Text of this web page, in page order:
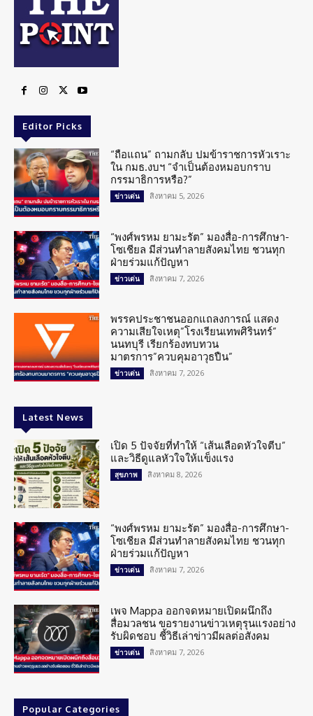
Editor Picks
“ถือแถน” ถามกลับ ปมข้าราชการหัวเราะ
ใน กมธ.งบฯ “จำเป็นต้องหมอบกราบ
กรรมาธิการหรือ?”
ข่าวเด่น สิงหาคม 5, 2026
“พงศ์พรหม ยามะรัต” มองสื่อ-การศึกษา-
โซเชียล มีส่วนทำลายสังคมไทย ชวนทุก
ฝ่ายร่วมแก้ปัญหา
ข่าวเด่น สิงหาคม 7, 2026
พรรคประชาชนออกแถลงการณ์ แสดง
ความเสียใจเหตุ”โรงเรียนเทพศิรินทร์”
นนทบุรี เรียกร้องทบทวน
มาตรการ”ควบคุมอาวุธปืน”
ข่าวเด่น สิงหาคม 7, 2026
Latest News
เปิด 5 ปัจจัยที่ทำให้ “เส้นเลือดหัวใจตีบ”
และวิธีดูแลหัวใจให้แข็งแรง
สุขภาพ สิงหาคม 8, 2026
“พงศ์พรหม ยามะรัต” มองสื่อ-การศึกษา-
โซเชียล มีส่วนทำลายสังคมไทย ชวนทุก
ฝ่ายร่วมแก้ปัญหา
ข่าวเด่น สิงหาคม 7, 2026
เพจ Mappa ออกจดหมายเปิดผนึกถึง
สื่อมวลชน ขอรายงานข่าวเหตุรุนแรงอย่าง
รับผิดชอบ ชี้วิธีเล่าข่าวมีผลต่อสังคม
ข่าวเด่น สิงหาคม 7, 2026
Popular Categories